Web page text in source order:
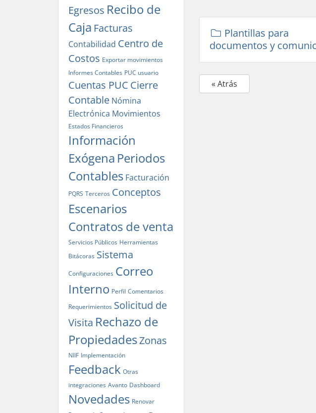
Egresos Recibo de
Caja Facturas
Contabilidad Centro de
Costos Exportar movimientos
Informes Contables PUC usuario
Cuentas PUC Cierre
Contable Nómina
Electrónica Movimientos
Estados Financieros
Información
Exógena Periodos
Contables Facturación
PQRS Terceros Conceptos
Escenarios
Contratos de venta
Servicios Públicos Herramientas
Bitácoras Sistema
Configuraciones Correo
Interno Perfil Comentarios
Requerimientos Solicitud de
Visita Rechazo de
PropiedadesZonas
NIIF Implementación
Feedback Otras
integraciones Avanto Dashboard
Novedades Renovar
Plantillas para
documentos y
« Atrás